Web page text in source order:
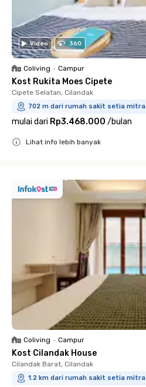
Video 360
Coliving • Campur
Kost Rukita Moes Cipete
Cipete Selatan, Cilandak
702 m dari rumah sakit setia mitra
mulai dari Rp3.468.000 /bulan
Lihat info lebih banyak
Coliving • Campur
Kost Cilandak House
Cilandak Barat, Cilandak
1.2 km dari rumah sakit setia mitra